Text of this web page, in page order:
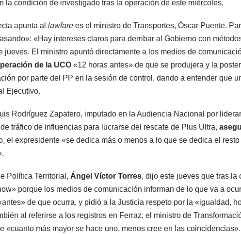
la condición de investigado tras la operación de este miércoles.
apunta al lawfare es el ministro de Transportes, Óscar Puente.
«Hay intereses claros para derribar al Gobierno con
jueves. El ministro apuntó directamente a los medios de
de la UCO «12 horas antes» de que se produjera y la
por parte del PP en la sesión de control, dando a entender que
Ejecutivo.
Rodríguez Zapatero, imputado en la Audiencia Nacional por liderar
tráfico de influencias para lucrarse del rescate de Plus Ultra,
el expresidente «se dedica más o menos a lo que se dedica el resto
Política Territorial, Ángel Víctor Torres, dijo este jueves que tras la
porque los medios de comunicación informan de lo que va a
de que ocurra, y pidió a la Justicia respeto por la «igualdad,
al referirse a los registros en Ferraz, el ministro de
«cuanto más mayor se hace uno, menos cree en las coincidencias».